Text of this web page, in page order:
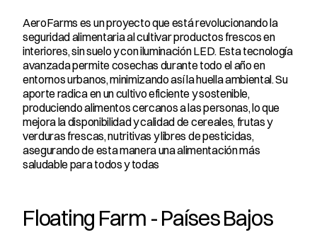
AeroFarms es un proyecto que está revolucionando la
seguridad alimentaria al cultivar productos frescos en
interiores, sin suelo y con iluminación LED. Esta tecnología
avanzada permite cosechas durante todo el año en
entornos urbanos, minimizando así la huella ambiental. Su
aporte radica en un cultivo eficiente y sostenible,
produciendo alimentos cercanos a las personas, lo que
mejora la disponibilidad y calidad de cereales, frutas y
verduras frescas, nutritivas y libres de pesticidas,
asegurando de esta manera una alimentación más
saludable para todos y todas
Floating Farm - Países Bajos